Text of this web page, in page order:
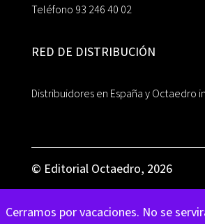
Cerramos por vacaciones. No se
Teléfono 93 246 40 02
RED DE DISTRIBUCIÓN
Distribuidores en España y Octaedro
© Editorial Octaedro, 2026